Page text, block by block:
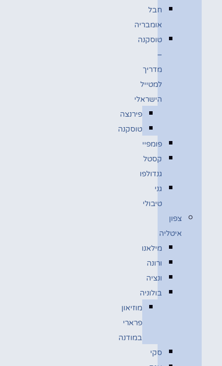
חבל
אומבריה
טוסקנה
–
מדריך
למטייל
הישראלי
פירנצה
טוסקנה
פומפיי
קסטל
גנדולפו
גני
טיבולי
צפון
איטליה
מילאנו
ורונה
ונציה
בולוניה
מוזיאון
פרארי
במודנה
סקי